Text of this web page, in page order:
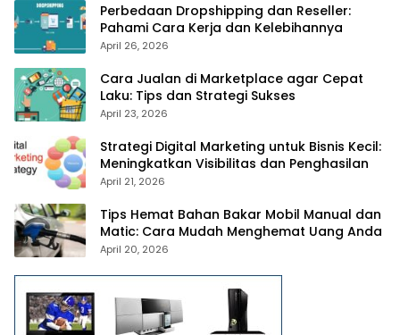
Perbedaan Dropshipping dan Reseller:
Pahami Cara Kerja dan Kelebihannya
April 26, 2026
Cara Jualan di Marketplace agar Cepat
Laku: Tips dan Strategi Sukses
April 23, 2026
Strategi Digital Marketing untuk Bisnis Kecil:
Meningkatkan Visibilitas dan Penghasilan
April 21, 2026
Tips Hemat Bahan Bakar Mobil Manual dan
Matic: Cara Mudah Menghemat Uang Anda
April 20, 2026